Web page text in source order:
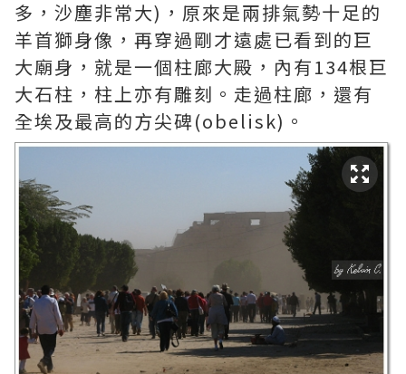
多，沙塵非常大)，原來是兩排氣勢十足的
羊首獅身像，再穿過剛才遠處已看到的巨
大廟身，就是一個柱廊大殿，內有134根巨
大石柱，柱上亦有雕刻。走過柱廊，還有
全埃及最高的方尖碑(obelisk)。